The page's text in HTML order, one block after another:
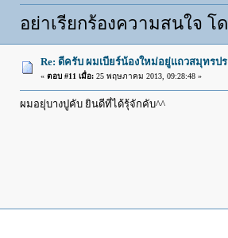
อย่าเรียกร้องความสนใจ โ
Re: ดีครับ ผมเบียร์น้องใหม่อยู่แถวสมุทร
« ตอบ #11 เมื่อ:25 พฤษภาคม 2013, 09:28:48 »
ผมอยุ่บางปูคับ ยินดีที่ได้รุ้จักคับ^^